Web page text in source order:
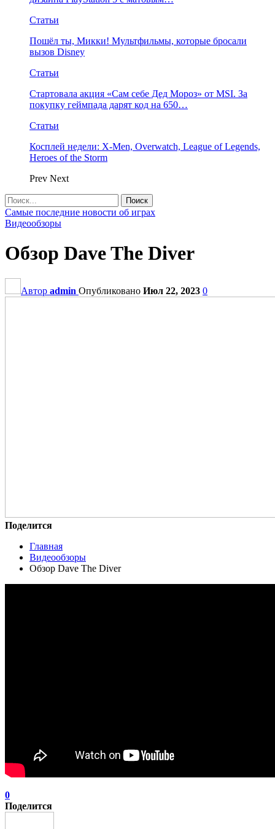
Статьи
Пошёл ты, Микки! Мультфильмы, которые бросали
вызов Disney
Статьи
Стартовала акция «Сам себе Дед Мороз» от MSI. За
покупку геймпада дарят код на 650…
Статьи
Косплей недели: X-Men, Overwatch, League of Legends,
Heroes of the Storm
Prev Next
Самые последние новости об играх
Видеообзоры
Обзор Dave The Diver
Автор admin Опубликовано Июл 22, 2023 0
Поделится
Главная
Видеообзоры
Обзор Dave The Diver
0
Поделится